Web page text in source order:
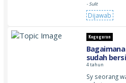
- Sulit
Dijawab
Keguguran
sudah
4 tahun
Sy seorang